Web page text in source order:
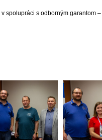
v spolupráci s odborným garantom –